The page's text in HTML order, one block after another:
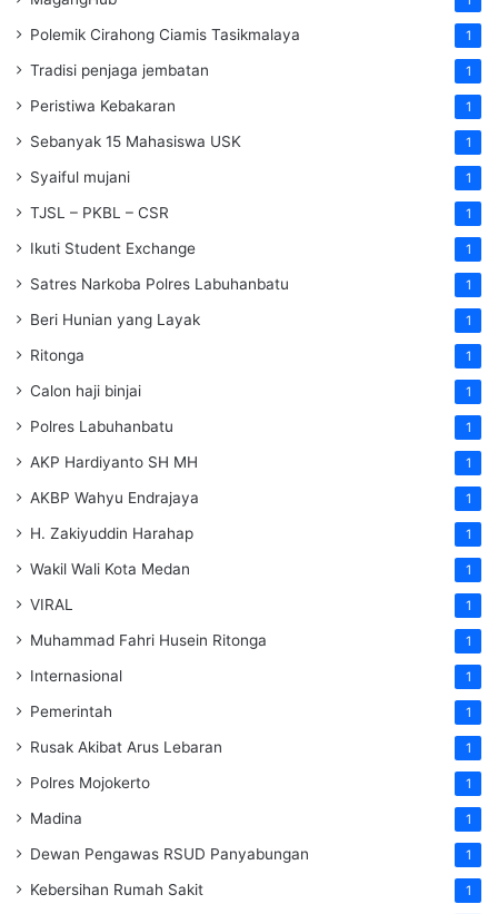
Polemik Cirahong Ciamis Tasikmalaya 1
Tradisi penjaga jembatan 1
Peristiwa Kebakaran 1
Sebanyak 15 Mahasiswa USK 1
Syaiful mujani 1
TJSL – PKBL – CSR 1
Ikuti Student Exchange 1
Satres Narkoba Polres Labuhanbatu 1
Beri Hunian yang Layak 1
Ritonga 1
Calon haji binjai 1
Polres Labuhanbatu 1
AKP Hardiyanto SH MH 1
AKBP Wahyu Endrajaya 1
H. Zakiyuddin Harahap 1
Wakil Wali Kota Medan 1
VIRAL 1
Muhammad Fahri Husein Ritonga 1
Internasional 1
Pemerintah 1
Rusak Akibat Arus Lebaran 1
Polres Mojokerto 1
Madina 1
Dewan Pengawas RSUD Panyabungan 1
Kebersihan Rumah Sakit 1